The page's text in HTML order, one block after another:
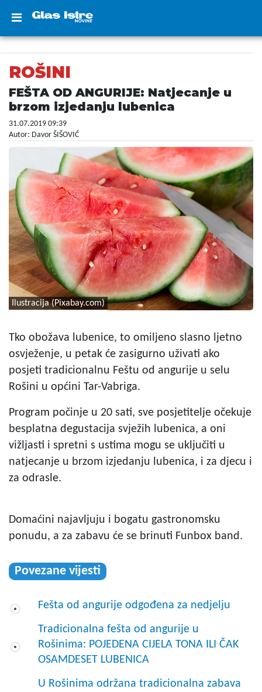
ROŠINI
FEŠTA OD ANGURIJE: Natjecanje u
brzom izjedanju lubenica
31.07.2019 09:39
Autor: Davor ŠIŠOVIĆ
Ilustracija (Pixabay.com)
Tko obožava lubenice, to omiljeno slasno ljetno
osvježenje, u petak će zasigurno uživati ako
posjeti tradicionalnu Feštu od angurije u selu
Rošini u općini Tar-Vabriga.
Program počinje u 20 sati, sve posjetitelje očekuje
besplatna degustacija svježih lubenica, a oni
vižljasti i spretni s ustima mogu se uključiti u
natjecanje u brzom izjedanju lubenica, i za djecu i
za odrasle.
Domaćini najavljuju i bogatu gastronomsku
ponudu, a za zabavu će se brinuti Funbox band.
Povezane vijesti
Fešta od angurije odgođena za nedjelju
Tradicionalna fešta od angurije u
Rošinima: POJEDENA CIJELA TONA ILI ČAK
OSAMDESET LUBENICA
U Rošinima održana tradicionalna zabava